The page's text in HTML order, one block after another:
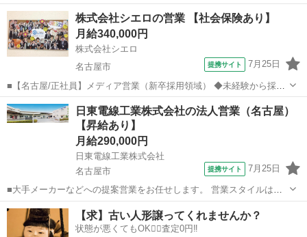
びルート営業 ・企業へのアプローチ（新規3：既存7） ・エンジニアの
採用面談・企業への人材営業・就業現場への同行・終業後のフォロー
＼営業に集中できる分業体制を...
愛知 名古屋市 代理店営業
株式会社シエロの営業 【社会保険あり】
月給340,000円
株式会社シエロ
名古屋市
提携サイト 7月25日
■【名古屋/正社員】メディア営業（新卒採用領域） ◆未経験から採用
のプロへ！多数の商材からクライアントに最適な提案が可能 求人広告
やスカウト媒体を用いて、業界問わず様々なクライアントの新卒採用
支援を行います。 ▼新卒採用...
愛知 名古屋市 代理店営業
日東電線工業株式会社の法人営業（名古屋）
【昇給あり】
月給290,000円
日東電線工業株式会社
名古屋市
提携サイト 7月25日
■大手メーカーなどへの提案営業をお任せします。 営業スタイルは信
頼重視。 既存顧客がメインで商談から納期調整まで一貫して携わり、
お客様の「一番の相談役」を目指していきましょう。 ■手厚いフォロ
ー 最初は上司や先輩が同行...
愛知 名古屋市 代理店営業
【求】古い人形譲ってくれませんか？
状態が悪くてもOK🙆‍♀️査定0円‼️